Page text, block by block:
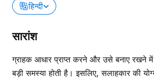
हिन्दी
सारांश
ग्राहक आधार प्राप्त करने और उसे बनाए रखने
बड़ी समस्या होती है। इसलिए, सलाहकार की